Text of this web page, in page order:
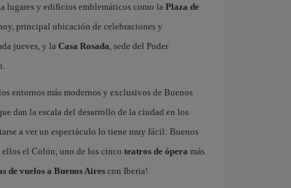
lugares y edificios emblemáticos como la Plaza de
principal ubicación de celebraciones y
jueves, y la Casa Rosada, sede del Poder
entornos más modernos y exclusivos de Buenos
dan la escala del desarrollo de la ciudad en los
a ver un espectáculo lo tiene muy fácil: Buenos
el Colón, uno de los cinco teatros de ópera más
de vuelos a Buenos Airescon Iberia!